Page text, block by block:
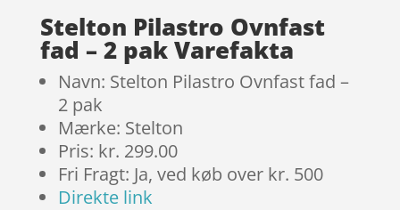
kundebed
ømmels
er
Stelton Pilastro Ovnfast
fad – 2 pak Varefakta
Navn: Stelton Pilastro Ovnfast fad –
2 pak
Mærke: Stelton
Pris: kr. 299.00
Fri Fragt: Ja, ved køb over kr. 500
Direkte link